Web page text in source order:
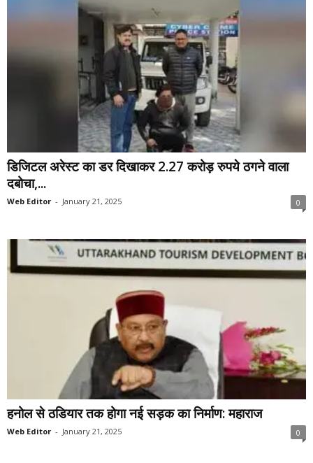
डिजिटल अरेस्ट का डर दिखाकर 2.27 करोड़ रुपये ठगने वाला
दबोचा,...
Web Editor - January 21, 2025 0
हनोल से ठडियार तक होगा नई सड़क का निर्माण: महाराज
Web Editor - January 21, 2025 0